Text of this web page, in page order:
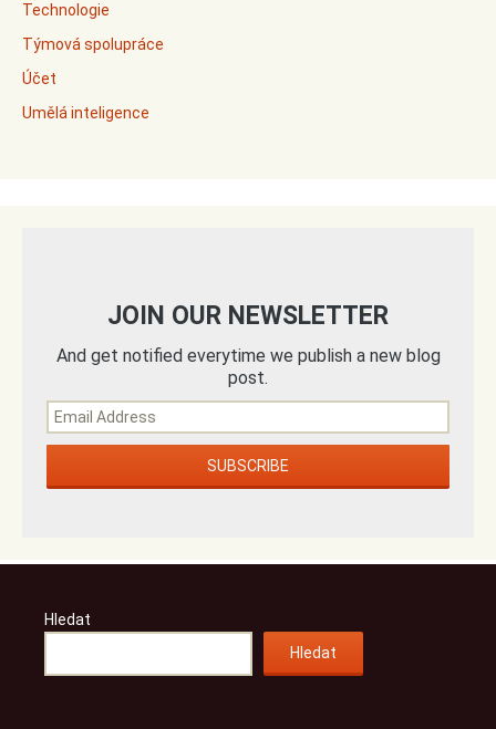
Technologie
Týmová spolupráce
Účet
Umělá inteligence
JOIN OUR NEWSLETTER
And get notified everytime we publish a new blog
post.
Hledat
Hledat